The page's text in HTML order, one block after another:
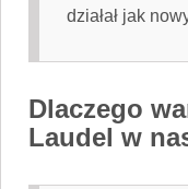
działał jak
Dlaczego
Laudel w